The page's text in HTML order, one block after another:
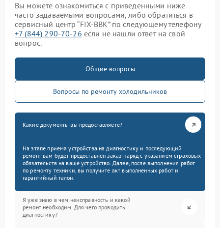
Вы можете ознакомиться с приведенными ниже
часто задаваемыми вопросами, либо обратиться в
сервисный центр “FIX-BBK” по следующему телефону
+7 (844) 290-70-26 если не нашли ответ на свой
вопрос.
Общие вопросы
Вопросы по ремонту холодильников
Какие документы вы предоставляете?
На этапе приема устройства на диагностику и последующий
ремонт вам будет предоставлен заказ-наряд с указанием страховых
обязательств на ваше устройство. Далее, после выполнения работ
по ремонту техники, вы получите акт выполненных работ и
гарантийный талон.
Я уже знаю в чем неисправность и какой
ремонт необходим. Для чего проводить
диагностику?